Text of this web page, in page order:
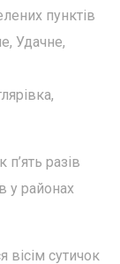
пунктів
Удачне,
разів
у районах
вісім сутичок